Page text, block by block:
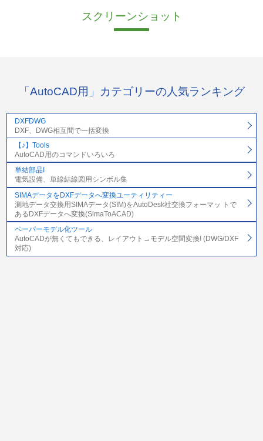
スクリーンショット
「AutoCAD用」カテゴリーの人気ランキング
DXFDWG
DXF、DWG相互間で一括変換
【♪】Tools
AutoCAD用のコマンドいろいろ
単結部品I
電気設備、単線結線図用シンボル集
SIMAデータをDXFデータへ変換ユーティリティー
測地データ交換用SIMAデータ(SIM)をAutoDesk社交換フォーマッ トで
あるDXFデータへ変換(SimaToACAD)
ペーパーモデル化ツール
AutoCADが無くてもできる、レイアウト→モデル空間変換! (DWG/DXF
対応)